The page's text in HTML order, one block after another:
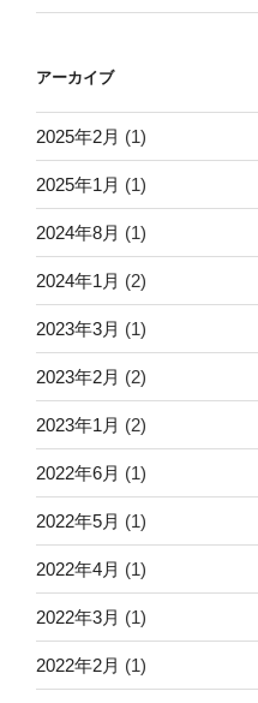
アーカイブ
2025年2月 (1)
2025年1月 (1)
2024年8月 (1)
2024年1月 (2)
2023年3月 (1)
2023年2月 (2)
2023年1月 (2)
2022年6月 (1)
2022年5月 (1)
2022年4月 (1)
2022年3月 (1)
2022年2月 (1)